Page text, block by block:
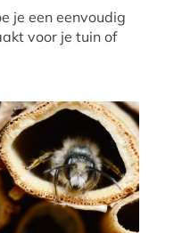
je een eenvoudig
voor je tuin of